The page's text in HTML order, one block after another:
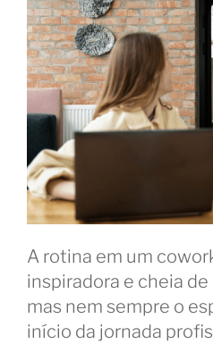
A rotina em um
inspiradora e cheia
mas nem sempre o
início da jornada